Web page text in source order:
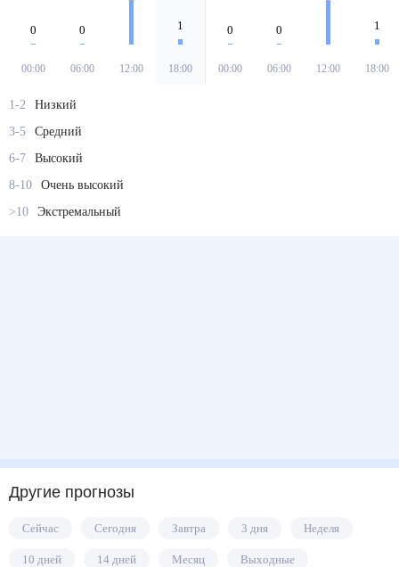
0
00:00
0
06:00 12:00
1
18:00
0
00:00
0
06:00 12:00
1
18:00
1-2
Низкий
3-5
Средний
6-7
Высокий
8-10
Очень высокий
>10
Экстремальный
Другие прогнозы
Сейчас Сегодня Завтра 3 дня Неделя
10 дней 14 дней Месяц Выходные